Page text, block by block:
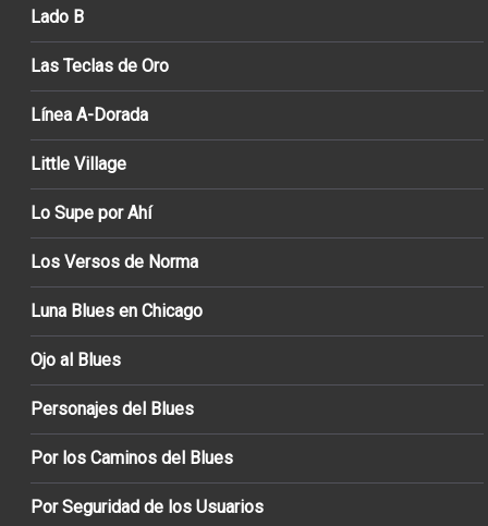
Lado B
Las Teclas de Oro
Línea A-Dorada
Little Village
Lo Supe por Ahí
Los Versos de Norma
Luna Blues en Chicago
Ojo al Blues
Personajes del Blues
Por los Caminos del Blues
Por Seguridad de los Usuarios